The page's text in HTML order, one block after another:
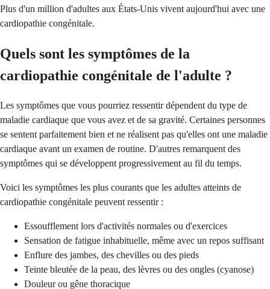
Plus d'un million d'adultes aux États-Unis vivent aujourd'hui avec une
cardiopathie congénitale.
Quels sont les symptômes de la
cardiopathie congénitale de l'adulte ?
Les symptômes que vous pourriez ressentir dépendent du type de
maladie cardiaque que vous avez et de sa gravité. Certaines personnes
se sentent parfaitement bien et ne réalisent pas qu'elles ont une maladie
cardiaque avant un examen de routine. D'autres remarquent des
symptômes qui se développent progressivement au fil du temps.
Voici les symptômes les plus courants que les adultes atteints de
cardiopathie congénitale peuvent ressentir :
Essoufflement lors d'activités normales ou d'exercices
Sensation de fatigue inhabituelle, même avec un repos suffisant
Enflure des jambes, des chevilles ou des pieds
Teinte bleutée de la peau, des lèvres ou des ongles (cyanose)
Douleur ou gêne thoracique